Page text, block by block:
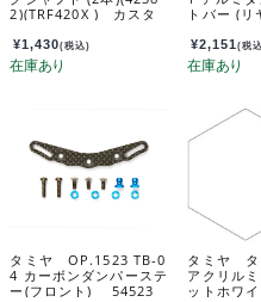
2)(TRF420X ) カスタ
9803404-000
¥1,430(税込)
トバー (
¥2,151(税
タミヤ OP.1523 TB-0
4 カーボンダンパーステ
ー(フロント) 54523
タミヤ タ
アクリル
ットホワ